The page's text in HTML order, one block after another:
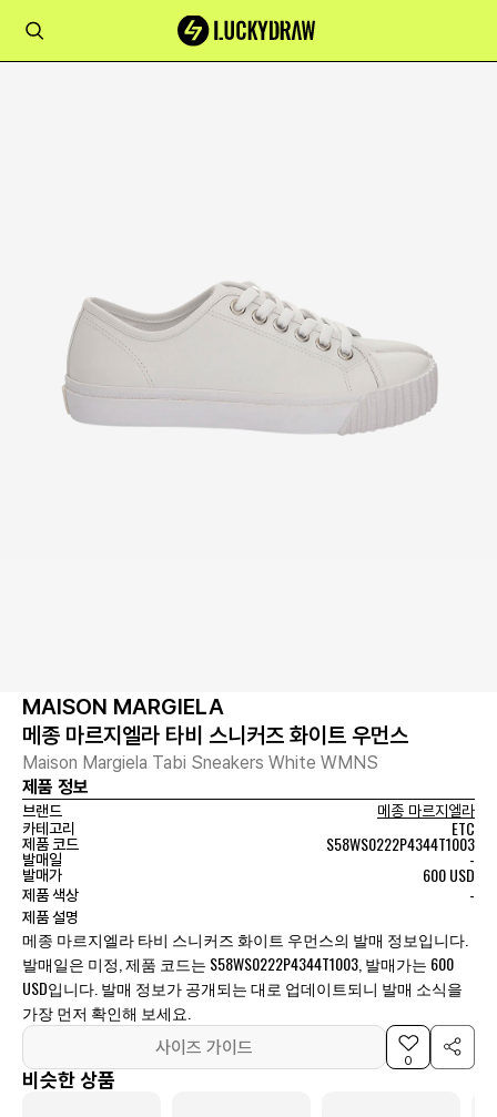
MAISON MARGIELA
메종 마르지엘라 타비 스니커즈 화이트 우먼스
Maison Margiela Tabi Sneakers White WMNS
제품 정보
브랜드
메종 마르지엘라
카테고리
ETC
제품 코드 S58WS0222P4344T1003
발매일 -
발매가 600 USD
제품 색상 -
제품 설명
메종 마르지엘라 타비 스니커즈 화이트 우먼스의 발매 정보입니다.
발매일은 미정, 제품 코드는 S58WS0222P4344T1003, 발매가는 600
USD입니다. 발매 정보가 공개되는 대로 업데이트되니 발매 소식을
가장 먼저 확인해 보세요.
사이즈 가이드
0
비슷한 상품